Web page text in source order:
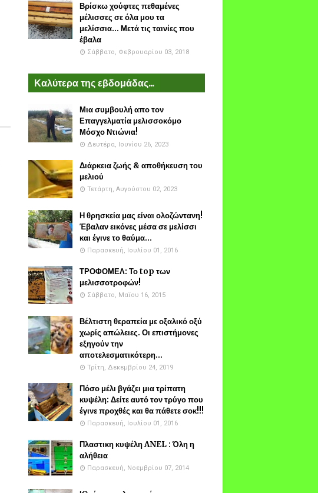
Βρίσκω χούφτες πεθαμένες
μέλισσες σε όλα μου τα
μελίσσια... Μετά τις ταινίες που
έβαλα
Σάββατο, Φεβρουαρίου 03, 2018
Καλύτερα της εβδομάδας...
Μια συμβουλή απο τον
Επαγγελματία μελισσοκόμο
Μόσχο Ντιώνια!
Δευτέρα, Ιουνίου 26, 2023
Διάρκεια ζωής & αποθήκευση του
μελιού
Τετάρτη, Αυγούστου 02, 2023
Η θρησκεία μας είναι ολοζώντανη!
Έβαλαν εικόνες μέσα σε μελίσσι
και έγινε το θαύμα...
Παρασκευή, Ιουλίου 01, 2016
ΤΡΟΦΟΜΕΛ: Το top των
μελισσοτροφών!
Σάββατο, Μαΐου 16, 2015
Βέλτιστη θεραπεία με οξαλικό οξύ
χωρίς απώλειες. Οι επιστήμονες
εξηγούν την
αποτελεσματικότερη...
Τρίτη, Δεκεμβρίου 24, 2019
Πόσο μέλι βγάζει μια τρίπατη
κυψέλη: Δείτε αυτό τον τρύγο που
έγινε προχθές και θα πάθετε σοκ!!!
Παρασκευή, Ιουλίου 01, 2016
Πλαστικη κυψέλη ANEL : Όλη η
αλήθεια
Παρασκευή, Νοεμβρίου 07, 2014